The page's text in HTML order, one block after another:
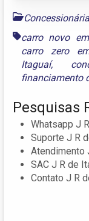
carro novo
carro zero
Itaguaí,
financiamento
Pesquisas
Whatsapp J
Suporte J R
Atendimento
SAC J R de
Contato J R